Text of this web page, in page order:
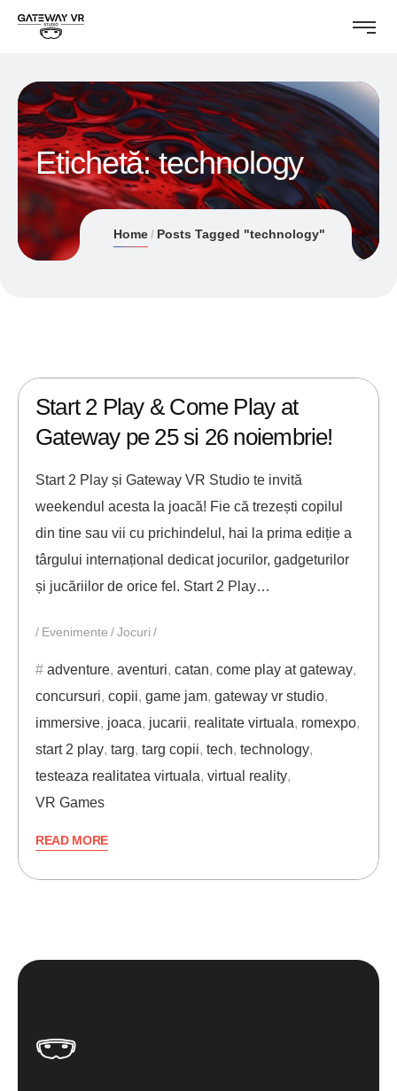
Etichetă:technology
Home Posts Tagged "technology"
Start 2 Play & Come Play at
Gateway pe 25 si 26 noiembrie!
Start 2 Play și Gateway VR Studio te invită
weekendul acesta la joacă! Fie că trezești copilul
din tine sau vii cu prichindelul, hai la prima ediție a
târgului internațional dedicat jocurilor, gadgeturilor
și jucăriilor de orice fel. Start 2 Play…
Evenimente Jocuri
adventure, aventuri, catan, come play at gateway,
concursuri, copii, game jam, gateway vr studio,
immersive, joaca, jucarii, realitate virtuala, romexpo,
start 2 play, targ, targ copii, tech, technology,
testeaza realitatea virtuala, virtual reality,
VR Games
READ MORE